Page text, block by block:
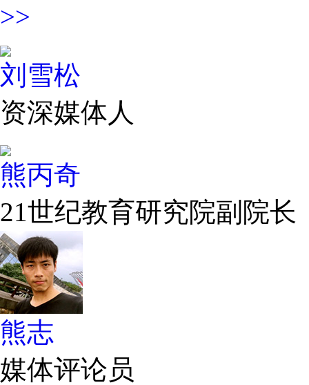
>>
刘雪松
资深媒体人
熊丙奇
21世纪教育研究院副院长
熊志
媒体评论员